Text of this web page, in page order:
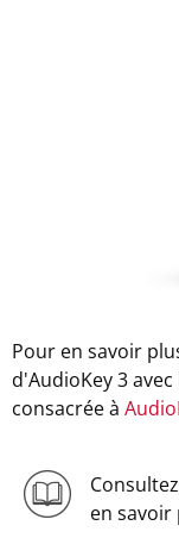
Pour en savoir
d'AudioKey 3
consacrée à
en savoir